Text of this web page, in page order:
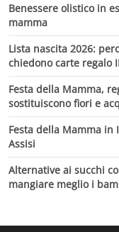
Benessere olistico in
mamma
Lista nascita 2026:
chiedono carte regalo
Festa della Mamma,
sostituiscono fiori e
Festa della Mamma
Assisi
Alternative ai succhi
mangiare meglio i